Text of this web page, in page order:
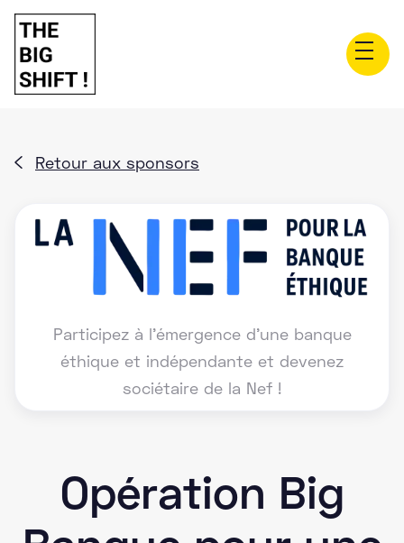
 Retour aux sponsors
Participez à l'émergence d’une banque
éthique et indépendante et devenez
sociétaire de la Nef !
Opération Big